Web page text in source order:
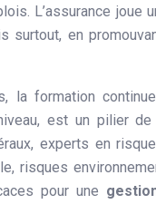
L’assurance joue
surtout, en
la formation
est un pilier de
experts en
risques
pour une